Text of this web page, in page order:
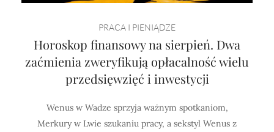
PRACA I PIENIĄDZE
Horoskop finansowy na sierpień. Dwa
zaćmienia zweryfikują opłacalność wielu
przedsięwzięć i inwestycji
Wenus w Wadze sprzyja ważnym spotkaniom,
Merkury w Lwie szukaniu pracy, a sekstyl Wenus z